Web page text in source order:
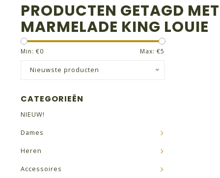
PRODUCTEN GETAGD
MARMELADE KING LOUIE
Min: €0 Max: €5
Nieuwste producten
CATEGORIEËN
NIEUW!
Dames
Heren
Accessoires